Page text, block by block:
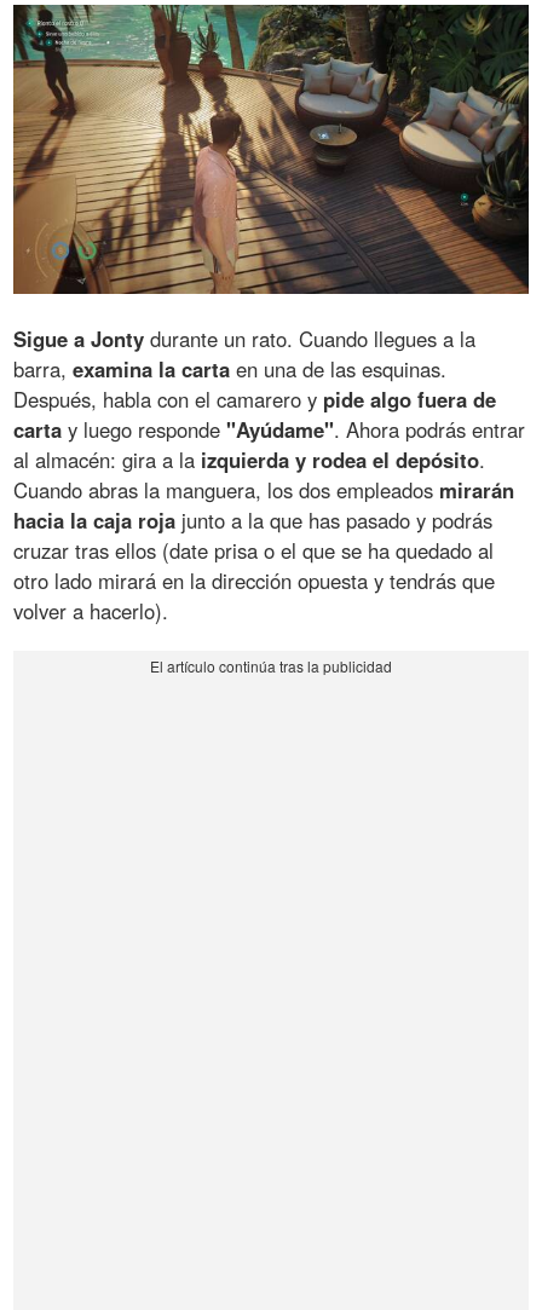
Sigue a Jonty durante un rato. Cuando llegues a la
barra,examina la carta en una de las esquinas.
Después, habla con el camarero y pide algo fuera de
carta y luego responde"Ayúdame". Ahora podrás entrar
al almacén: gira a la izquierda y rodea el depósito.
Cuando abras la manguera, los dos empleados mirarán
hacia la caja roja junto a la que has pasado y podrás
cruzar tras ellos (date prisa o el que se ha quedado al
otro lado mirará en la dirección opuesta y tendrás que
volver a hacerlo).